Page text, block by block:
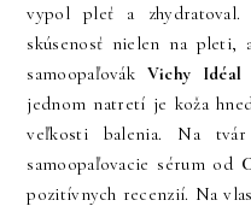
vypol pleť a zhydratoval.
skúsenosť nielen na pleti,
samoopaľovák Vichy Idéal
jednom natretí je koža
veľkosti balenia. Na
samoopaľovacie sérum od
pozitívnych recenzií. Na